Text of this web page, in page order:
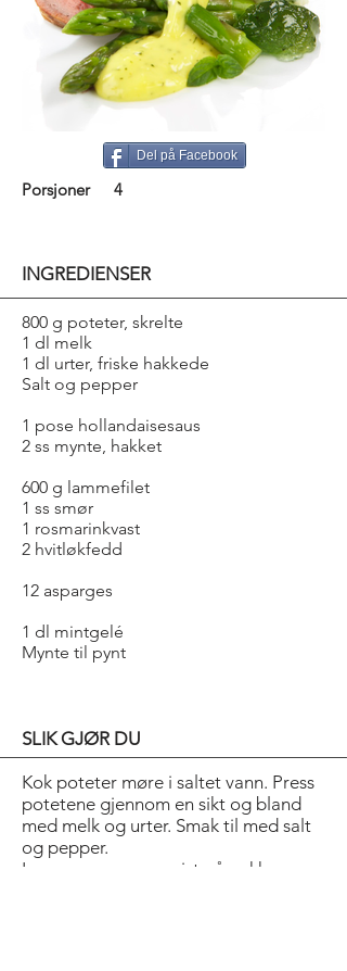
Del på Facebook
Porsjoner 4
INGREDIENSER
800 g poteter, skrelte
1 dl melk
1 dl urter, friske hakkede
Salt og pepper
1 pose hollandaisesaus
2 ss mynte, hakket
600 g lammefilet
1 ss smør
1 rosmarinkvast
2 hvitløkfedd
12 asparges
1 dl mintgelé
Mynte til pynt
SLIK GJØR DU
Kok poteter møre i saltet vann. Press
potetene gjennom en sikt og bland
med melk og urter. Smak til med salt
og pepper.
Lag sausen som anvist på pakken